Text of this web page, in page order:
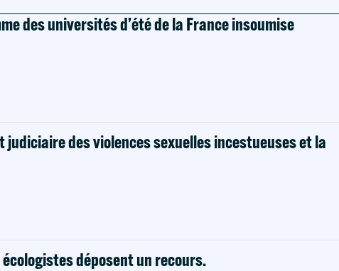
des universités d’été de la France insoumise
des violences sexuelles incestueuses et la
déposent un recours.